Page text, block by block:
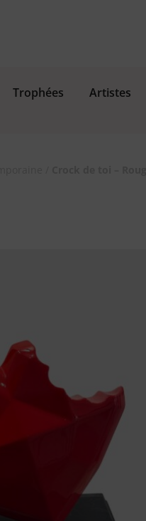
Trophées Artistes